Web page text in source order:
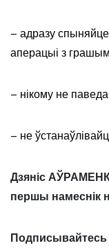
– адразу
аперацыі з
– нікому не
– не
Дзяніс
першы намеснік